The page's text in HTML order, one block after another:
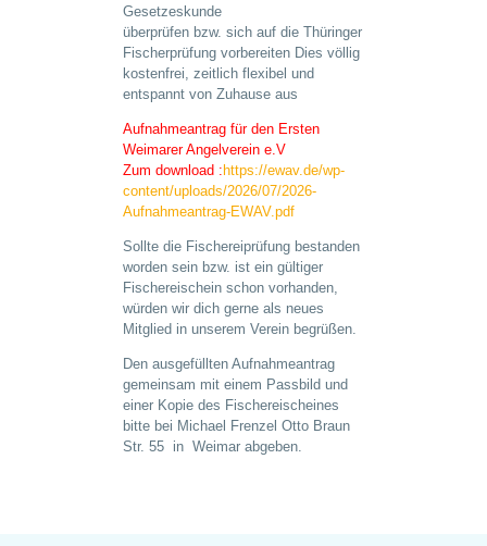
Gesetzeskunde
überprüfen bzw. sich auf die Thüringer
Fischerprüfung vorbereiten Dies völlig
kostenfrei, zeitlich flexibel und
entspannt von Zuhause aus
Aufnahmeantrag für den Ersten
Weimarer Angelverein e.V
Zum download :https://ewav.de/wp-
content/uploads/2026/07/2026-
Aufnahmeantrag-EWAV.pdf
Sollte die Fischereiprüfung bestanden
worden sein bzw. ist ein gültiger
Fischereischein schon vorhanden,
würden wir dich gerne als neues
Mitglied in unserem Verein begrüßen.
Den ausgefüllten Aufnahmeantrag
gemeinsam mit einem Passbild und
einer Kopie des Fischereischeines
bitte bei Michael Frenzel Otto Braun
Str. 55 in Weimar abgeben.